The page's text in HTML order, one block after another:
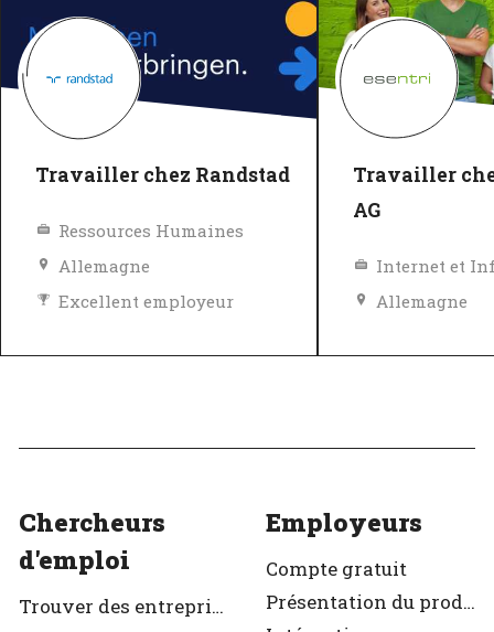
Travailler chez Randstad
Ressources Humaines
Allemagne
Excellent employeur
Travailler
AG
Internet et
Allemagne
Chercheurs
d'emploi
Trouver des entreprises
Employeurs
Compte gratuit
Présentation du produit